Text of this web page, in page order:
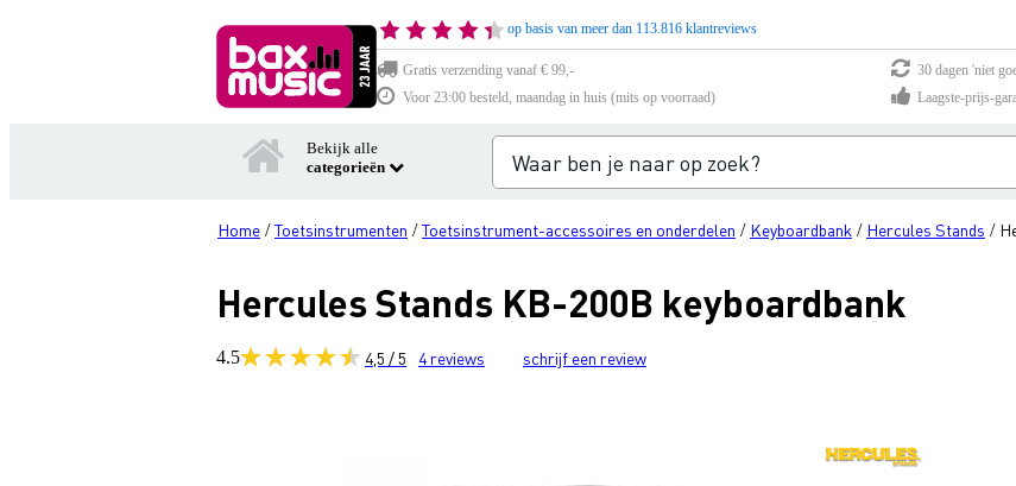
op basis van meer dan 113.816 klantreviews
Gratis verzending vanaf € 99,-
30 dagen 'niet
Voor 23:00 besteld, maandag in huis (mits op voorraad)
Laagste-prijs-
Bekijk alle
categorieën
Home /Toetsinstrumenten /Toetsinstrument-accessoires en onderdelen / Keyboardbank / Hercules Stands /
Hercules Stands KB-200B keyboardbank
4.5 4,5 / 5 4reviews schrijf een review